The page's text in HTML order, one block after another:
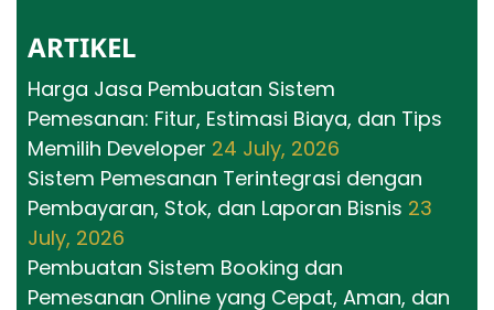
ARTIKEL
Harga Jasa Pembuatan Sistem
Pemesanan: Fitur, Estimasi Biaya, dan Tips
Memilih Developer 24 July, 2026
Sistem Pemesanan Terintegrasi dengan
Pembayaran, Stok, dan Laporan Bisnis 23
July, 2026
Pembuatan Sistem Booking dan
Pemesanan Online yang Cepat, Aman, dan